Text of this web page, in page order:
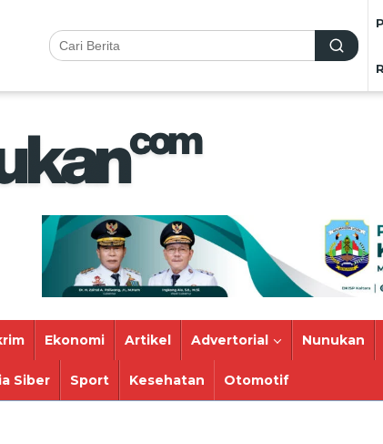
Ekonomi Artikel Advertorial Nunukan
Siber Sport Kesehatan Otomotif